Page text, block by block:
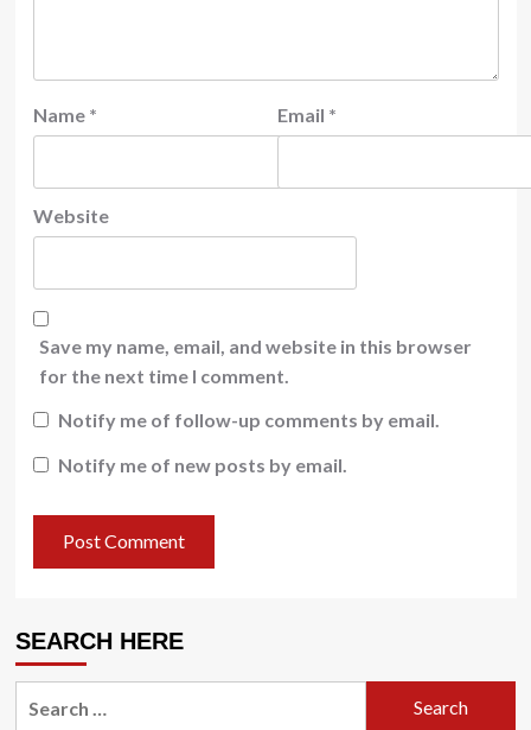
Name * Email *
Website
Save my name, email, and website in this browser
for the next time I comment.
Notify me of follow-up comments by email.
Notify me of new posts by email.
SEARCH HERE